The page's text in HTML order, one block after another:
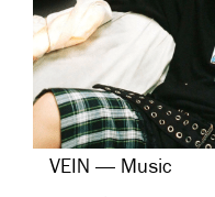
VEIN — Music